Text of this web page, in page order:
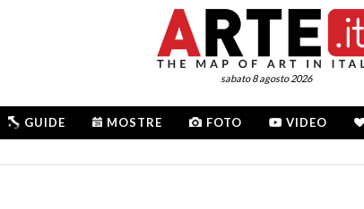
sabato 8 agosto 2026
GUIDE MOSTRE FOTO VIDEO